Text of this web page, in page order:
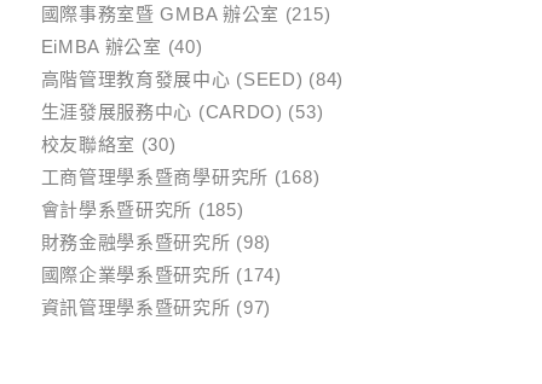
國際事務室暨 GMBA 辦公室 (215)
EiMBA 辦公室 (40)
高階管理教育發展中心 (SEED) (84)
生涯發展服務中心 (CARDO) (53)
校友聯絡室 (30)
工商管理學系暨商學研究所 (168)
會計學系暨研究所 (185)
財務金融學系暨研究所 (98)
國際企業學系暨研究所 (174)
資訊管理學系暨研究所 (97)